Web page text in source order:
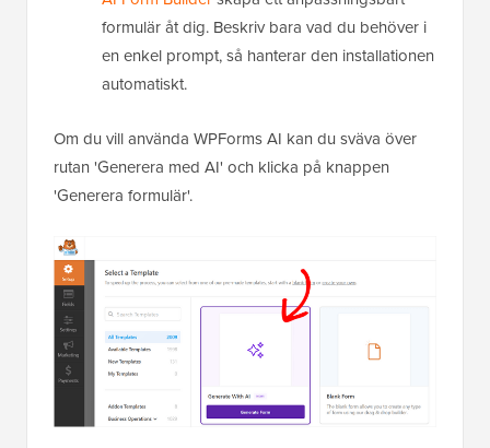
formulär åt dig. Beskriv bara vad du behöver i
en enkel prompt, så hanterar den installationen
automatiskt.
Om du vill använda WPForms AI kan du sväva över
rutan 'Generera med AI' och klicka på knappen
'Generera formulär'.